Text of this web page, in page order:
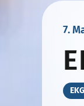
7.